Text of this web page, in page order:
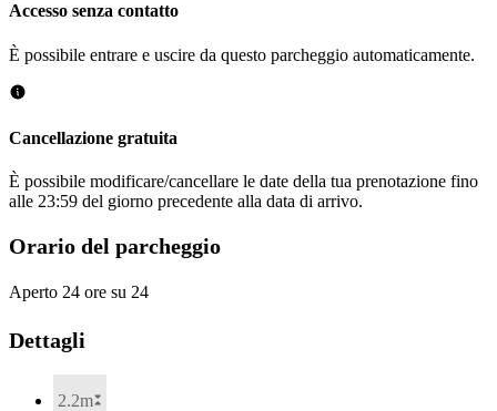
Accesso senza contatto
È possibile entrare e uscire da questo parcheggio automaticamente.
Cancellazione gratuita
È possibile modificare/cancellare le date della tua prenotazione fino
alle 23:59 del giorno precedente alla data di arrivo.
Orario del parcheggio
Aperto 24 ore su 24
Dettagli
2.2m